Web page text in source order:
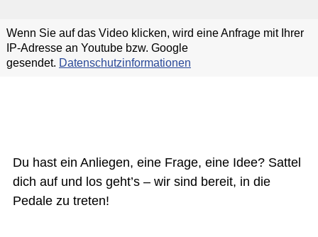
Wenn Sie auf das Video klicken, wird eine Anfrage mit Ihrer
IP-Adresse an Youtube bzw. Google
gesendet. Datenschutzinformationen
Du hast ein Anliegen, eine Frage, eine Idee? Sattel
dich auf und los geht’s – wir sind bereit, in die
Pedale zu treten!